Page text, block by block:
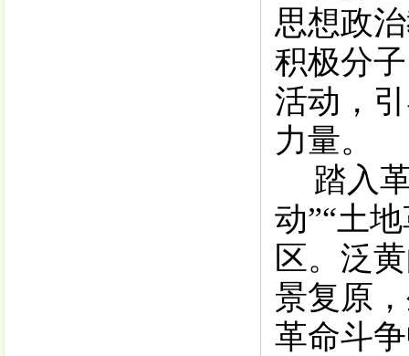
思想政
积极分子
活动 ，
力量。
踏入
动”“土
区 。 泛
景复原
革命斗